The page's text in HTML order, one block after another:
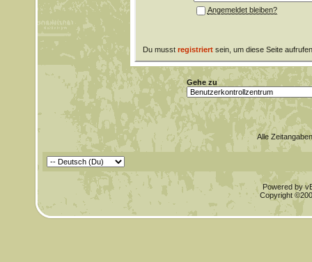
Angemeldet bleiben?
Du musst registriertsein, um diese Seite
Gehe zu
Alle
Powered by
Copyright